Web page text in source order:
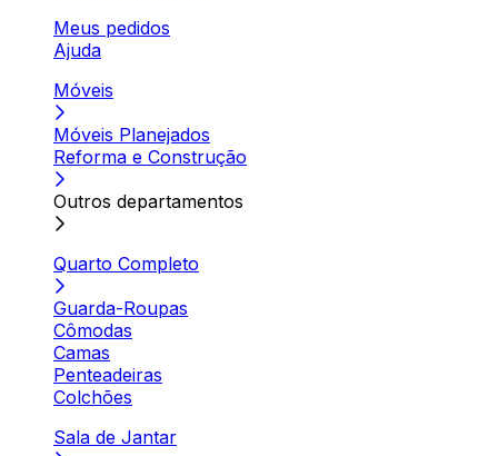
Meus pedidos
Ajuda
Móveis
Móveis Planejados
Reforma e Construção
Outros departamentos
Quarto Completo
Guarda-Roupas
Cômodas
Camas
Penteadeiras
Colchões
Sala de Jantar